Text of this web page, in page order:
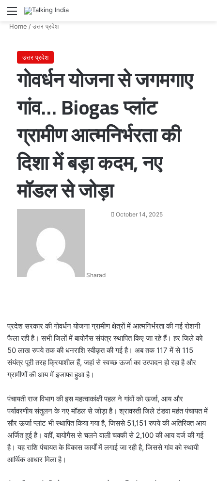
Menu
Home /उत्तर प्रदेश
उत्तर प्रदेश
गोवर्धन योजना से जगमगाए
गांव… Biogas प्लांट
ग्रामीण आत्मनिर्भरता की
दिशा में बड़ा कदम, नए
मॉडल से जोड़ा
Sharad
SendOctober 14, 2025
प्रदेश सरकार की गोवर्धन योजना ग्रामीण क्षेत्रों में आत्मनिर्भरता की नई रोशनी
फैला रही है। सभी जिलों में बायोगैस संयंत्र स्थापित किए जा रहे हैं। हर जिले को
50 लाख रुपये तक की धनराशि स्वीकृत की गई है। अब तक 117 में से 115
संयंत्र पूरी तरह क्रियाशील हैं, जहां से स्वच्छ ऊर्जा का उत्पादन हो रहा है और
ग्रामीणों की आय में इजाफा हुआ है।
पंचायती राज विभाग की इस महत्वाकांक्षी पहल ने गांवों को ऊर्जा, आय और
पर्यावरणीय संतुलन के नए मॉडल से जोड़ा है। श्रावस्ती जिले टंडवा महंत पंचायत में
सौर ऊर्जा प्लांट भी स्थापित किया गया है, जिससे 51,151 रुपये की अतिरिक्त आय
अर्जित हुई है। वहीं, बायोगैस से चलने वाली चक्की से 2,100 की आय दर्ज की गई
है। यह राशि पंचायत के विकास कार्यों में लगाई जा रही है, जिससे गांव को स्थायी
आर्थिक आधार मिला है।